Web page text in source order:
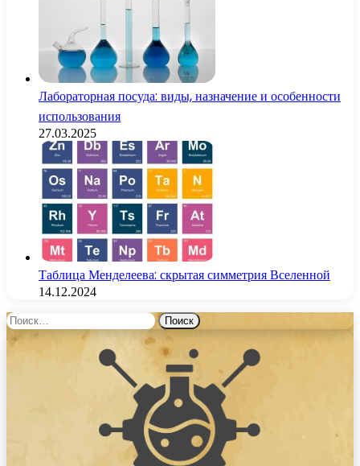
Лабораторная посуда: виды, назначение и особенности
использования
27.03.2025
Таблица Менделеева: скрытая симметрия Вселенной
14.12.2024
Найти: